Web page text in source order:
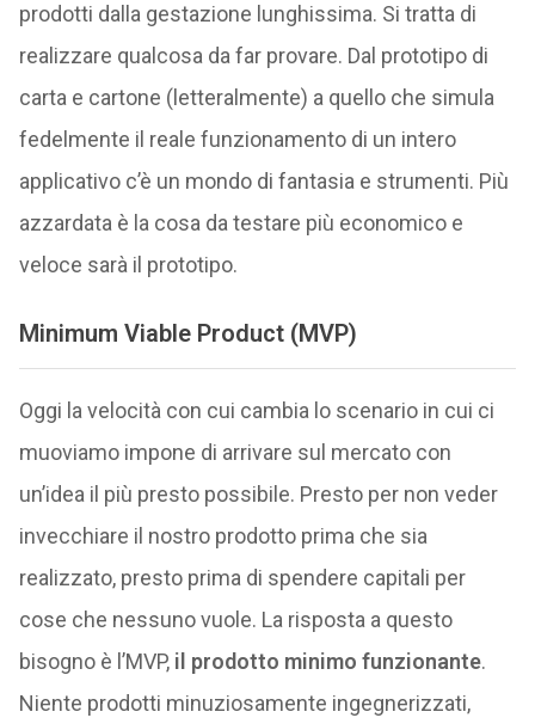
prodotti dalla gestazione lunghissima. Si tratta di
realizzare qualcosa da far provare. Dal prototipo di
carta e cartone (letteralmente) a quello che simula
fedelmente il reale funzionamento di un intero
applicativo c’è un mondo di fantasia e strumenti. Più
azzardata è la cosa da testare più economico e
veloce sarà il prototipo.
Minimum Viable Product (MVP)
Oggi la velocità con cui cambia lo scenario in cui ci
muoviamo impone di arrivare sul mercato con
un’idea il più presto possibile. Presto per non veder
invecchiare il nostro prodotto prima che sia
realizzato, presto prima di spendere capitali per
cose che nessuno vuole. La risposta a questo
bisogno è l’MVP,il prodotto minimo funzionante.
Niente prodotti minuziosamente ingegnerizzati,